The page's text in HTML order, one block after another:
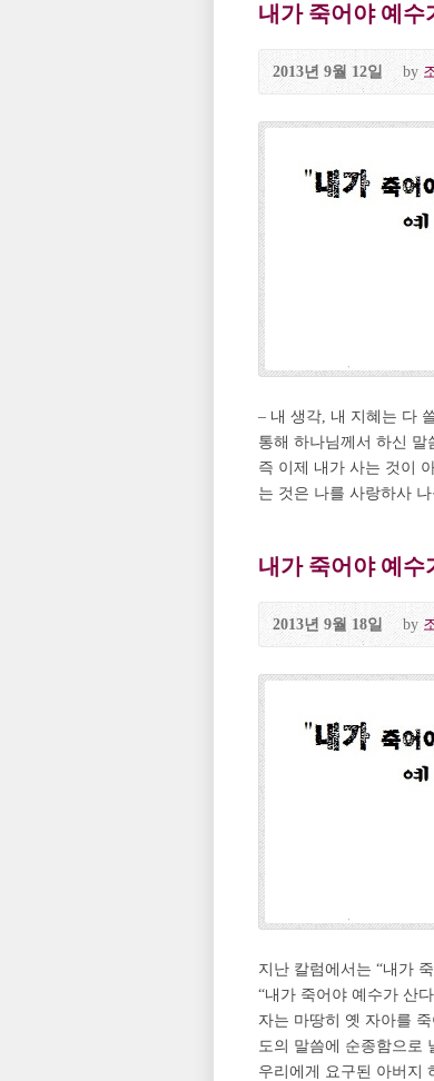
내가 죽어야 예
2013년 9월 12일 by
– 내 생각, 내 지혜는 다
통해 하나님께서 하신
즉 이제 내가 사는 것이
는 것은 나를 사랑하사
내가 죽어야 예수
2013년 9월 18일 by
지난 칼럼에서는 “내가
“내가 죽어야 예수가 산
자는 마땅히 옛 자아를
도의 말씀에 순종함으로
우리에게 요구된 아버지